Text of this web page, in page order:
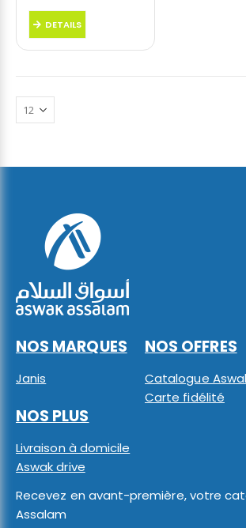
DETAILS
NOS MARQUES
Janis
NOS OFFRES
Catalogue
Carte fidélité
NOS PLUS
Livraison à domicile
Aswak drive
Recevez en avant-première, votre
Assalam